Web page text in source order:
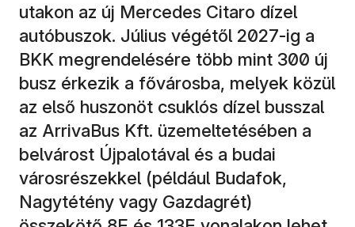
utakon az új Mercedes Citaro dízel
autóbuszok. Július végétől 2027-ig a
BKK megrendelésére több mint 300 új
busz érkezik a fővárosba, melyek közül
az első huszonöt csuklós dízel busszal
az ArrivaBus Kft. üzemeltetésében a
belvárost Újpalotával és a budai
városrészekkel (például Budafok,
Nagytétény vagy Gazdagrét)